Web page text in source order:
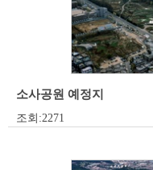
소사공원 예정지
조회:2271